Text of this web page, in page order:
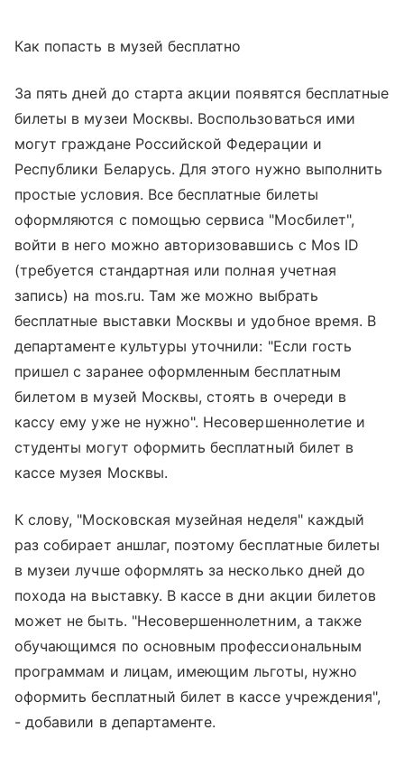
Как попасть в музей бесплатно
За пять дней до старта акции появятся бесплатные
билеты в музеи Москвы. Воспользоваться ими
могут граждане Российской Федерации и
Республики Беларусь. Для этого нужно выполнить
простые условия. Все бесплатные билеты
оформляются с помощью сервиса "Мосбилет",
войти в него можно авторизовавшись с Mos ID
(требуется стандартная или полная учетная
запись) на mos.ru. Там же можно выбрать
бесплатные выставки Москвы и удобное время. В
департаменте культуры уточнили: "Если гость
пришел с заранее оформленным бесплатным
билетом в музей Москвы, стоять в очереди в
кассу ему уже не нужно". Несовершеннолетие и
студенты могут оформить бесплатный билет в
кассе музея Москвы.
К слову, "Московская музейная неделя" каждый
раз собирает аншлаг, поэтому бесплатные билеты
в музеи лучше оформлять за несколько дней до
похода на выставку. В кассе в дни акции билетов
может не быть. "Несовершеннолетним, а также
обучающимся по основным профессиональным
программам и лицам, имеющим льготы, нужно
оформить бесплатный билет в кассе учреждения",
- добавили в департаменте.